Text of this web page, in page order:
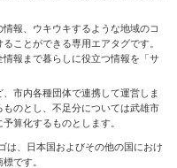
報、ウキウキするような地域のコ
ことができる専用エアタグです。
報まで暮らしに役立つ情報を「サ
市内各種団体で連携して運営しま
のとし、不足分については武雄市
算化するものとします。
は、日本国およびその他の国におけ
です。